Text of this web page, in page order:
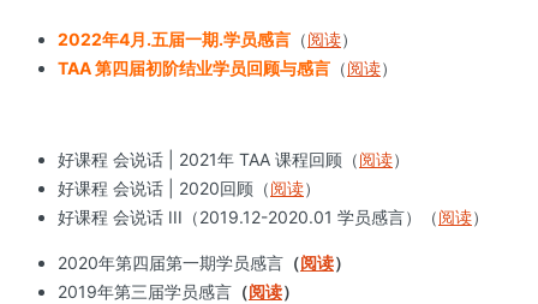
2022年4月.五届一期.学员感言 （阅读）
TAA 第四届初阶结业学员回顾与感言 （阅读）
好课程 会说话 | 2021年 TAA 课程回顾（阅读）
好课程 会说话 | 2020回顾（阅读）
好课程 会说话 III（2019.12-2020.01 学员感言）（阅读）
2020年第四届第一期学员感言 （阅读）
2019年第三届学员感言 （阅读）